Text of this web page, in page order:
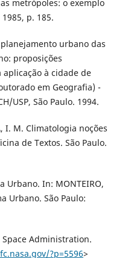
metrópoles: o exemplo
p. 185.
planejamento urbano das
proposições
à cidade de
em Geografia) -
USP, São Paulo. 1994.
I. M. Climatologia noções
de Textos. São Paulo.
Urbano. In: MONTEIRO,
Urbano. São Paulo:
Administration.
?p=5596>